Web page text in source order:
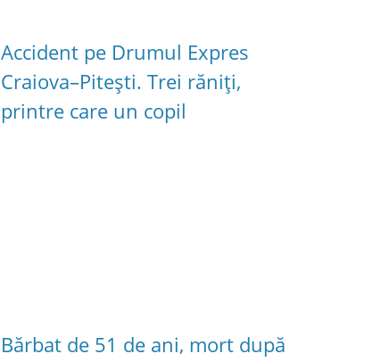
Accident pe Drumul Expres
Craiova–Pitești. Trei răniți,
printre care un copil
Bărbat de 51 de ani, mort după